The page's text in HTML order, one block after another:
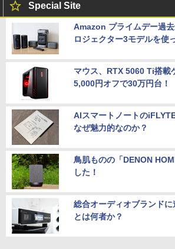
Special Site
Amazon プライムデー過
ロジェクター3モデルを使
マウス、RTX 5060 Ti搭載
5,000円オフで30万円台！
AIスマートノートの
なぜ魅力的なのか？
鳥肌ものの「DENON
した！
総合オーディオブランド
とは何者か？